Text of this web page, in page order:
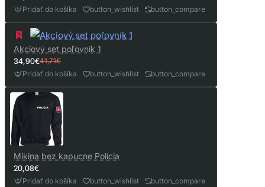
Pridať do košíka button_wishlist button_compare
Akciový set poľovník 1
34,90€41,71€
Pridať do košíka button_wishlist button_compare
Mikina bez kapucne Polícia
20,08€
Pridať do košíka button_wishlist button_compare